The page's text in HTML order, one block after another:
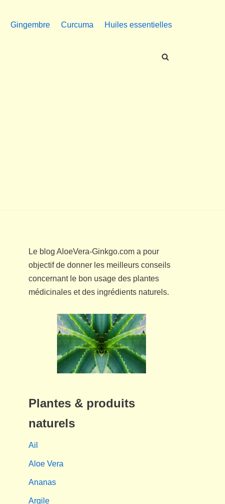
Gingembre Curcuma Huiles essentielles
Le blog AloeVera-Ginkgo.com a pour
objectif de donner les meilleurs conseils
concernant le bon usage des plantes
médicinales et des ingrédients naturels.
Plantes & produits
naturels
Ail
Aloe Vera
Ananas
Argile